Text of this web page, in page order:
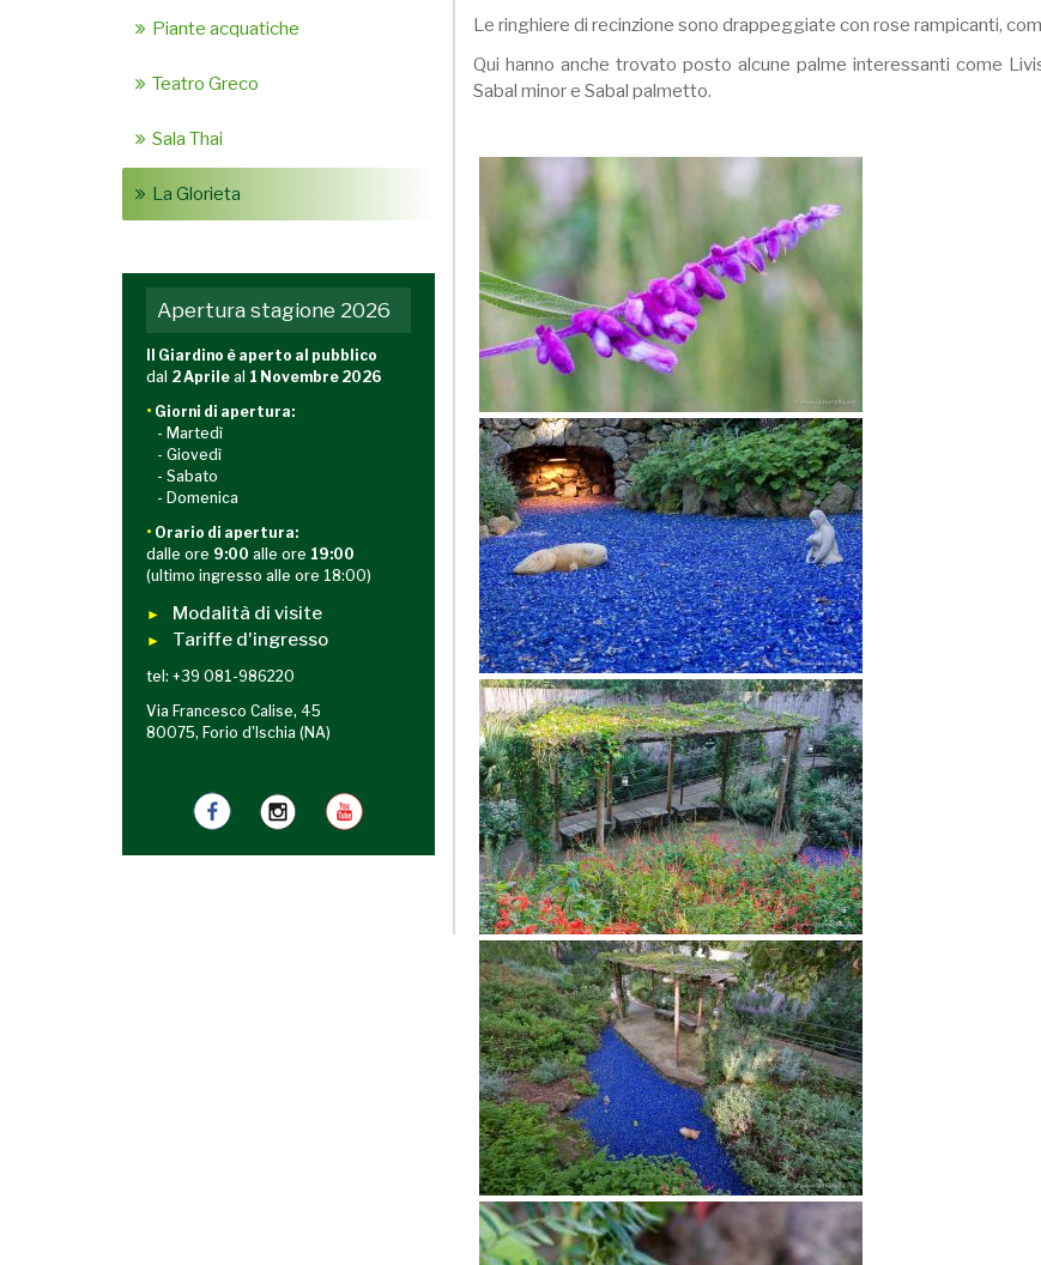
Le ringhiere di recinzione sono drappeggiate con rose rampicanti,
Qui hanno anche trovato posto alcune palme interessanti come
Sabal minor e Sabal palmetto.
Piante acquatiche
Teatro Greco
Sala Thai
La Glorieta
Apertura stagione 2026
Il Giardino è aperto al pubblico
dal 2 Aprile al 1 Novembre 2026
• Giorni di apertura:
- Martedì
- Giovedì
- Sabato
- Domenica
• Orario di apertura:
dalle ore 9:00 alle ore 19:00
(ultimo ingresso alle ore 18:00)
► Modalità di visite
► Tariffe d'ingresso
tel: +39 081-986220
Via Francesco Calise, 45
80075, Forio d'Ischia (NA)